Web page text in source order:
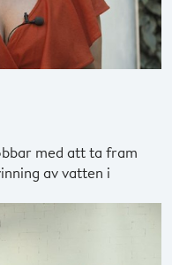
med att ta fram
av vatten i